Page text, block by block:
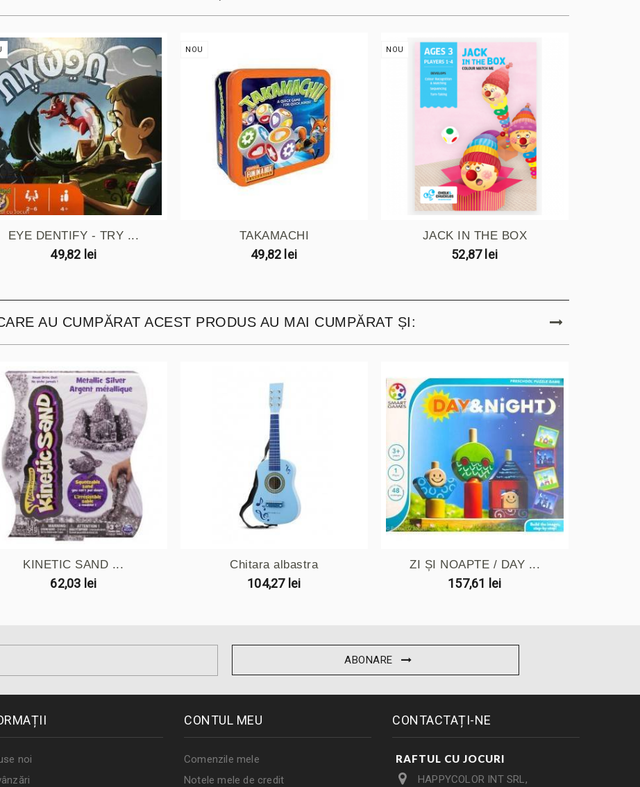
EYE DENTIFY - TRY ...
49,82 lei
NOU
TAKAMACHI
49,82 lei
NOU
JACK IN THE BOX
52,87 lei
AU CUMPĂRAT ACEST PRODUS AU MAI CUMPĂRAT ȘI:
KINETIC SAND ...
62,03 lei
Chitara albastra
104,27 lei
ZI ȘI NOAPTE / DAY ...
157,61 lei
ABONARE
noi
CONTUL MEU
Comenzile mele
Notele mele de credit
CONTACTAȚI-NE
RAFTUL CU JOCURI
HAPPYCOLOR INT SRL,